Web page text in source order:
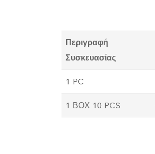
Περιγραφή
Συσκευασίας
1 PC
1 ΒΟΧ 10 PCS